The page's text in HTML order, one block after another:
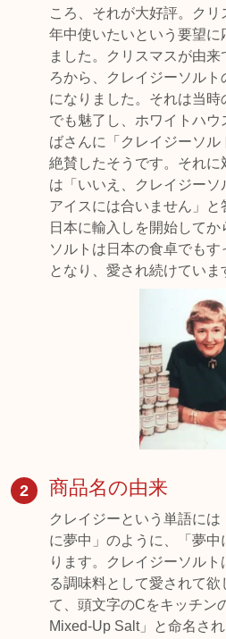
ころ、それが大好評。ク
年中使いたいという要望
ました。クリスマスが由
ろから、クレイジーソル
になりました。それは当時
でも魅了し、ホワイトハ
ばさんに「クレイジーソル
絶賛したそうです。それ
は「いいえ、クレイジーソ
アイスには合いません」
日本に輸入しを開始して
ソルトは日本の食卓でも
となり、愛され続けていま
2 商品名の由来
クレイジーという単語に
に夢中」のように、「夢
ります。クレイジーソル
る調味料として愛されて
て、頭文字のCをキッチン
Mixed-Up Salt」と命名され